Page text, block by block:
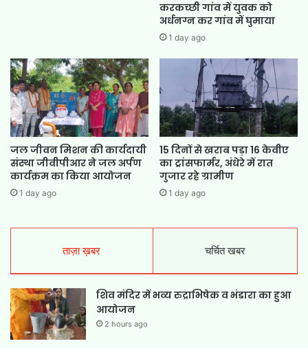
करकच्छी गांव में युवक को
अर्धनग्न कर गांव में घुमाया
1 day ago
जल जीवन मिशन की कार्यदायी
संस्था जीवीपीआर ने जल अर्पण
कार्यक्रम का किया आयोजन
1 day ago
15 दिनों से खराब पड़ा 16 केवीए
का ट्रांसफार्मर, अंधेरे में रात
गुजार रहे ग्रामीण
1 day ago
ताज़ा ख़बर चर्चित खबर
शिव मंदिर में भव्य रुद्राभिषेक व भंडारा का हुआ
आयोजन
2 hours ago